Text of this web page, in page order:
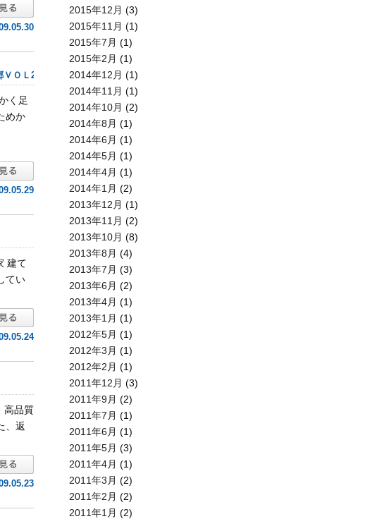
ＯＬ2
く足
めか
建て
てい
高品質
、返
2015年12月 (3)
2015年11月 (1)
2015年7月 (1)
2015年2月 (1)
2014年12月 (1)
2014年11月 (1)
2014年10月 (2)
2014年8月 (1)
2014年6月 (1)
2014年5月 (1)
2014年4月 (1)
2014年1月 (2)
2013年12月 (1)
2013年11月 (2)
2013年10月 (8)
2013年8月 (4)
2013年7月 (3)
2013年6月 (2)
2013年4月 (1)
2013年1月 (1)
2012年5月 (1)
2012年3月 (1)
2012年2月 (1)
2011年12月 (3)
2011年9月 (2)
2011年7月 (1)
2011年6月 (1)
2011年5月 (3)
2011年4月 (1)
2011年3月 (2)
2011年2月 (2)
2011年1月 (2)